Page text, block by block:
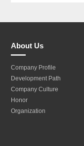
About Us
Company Profile
Development Path
Company Culture
Honor
Organization